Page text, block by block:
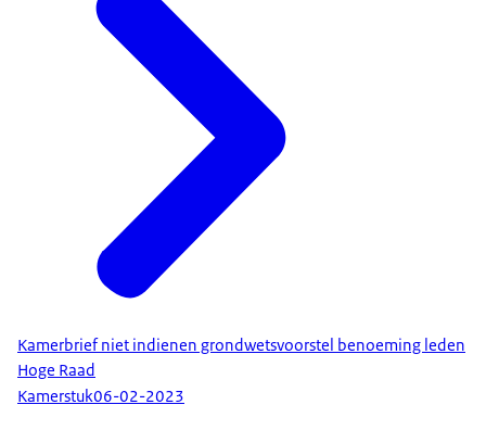
Kamerbrief niet indienen grondwetsvoorstel benoeming leden
Hoge Raad
Kamerstuk06-02-2023